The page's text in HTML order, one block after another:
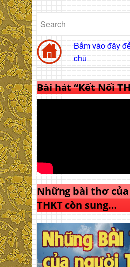
Bấm vào đây
chủ
Bài hát “Kết Nối
Những bài thơ
THKT còn sung…